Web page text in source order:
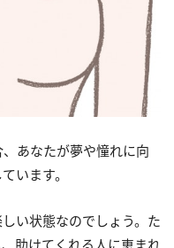
あなたが夢や憧れに向
います。
い状態なのでしょう。た
助けてくれる人に恵まれ